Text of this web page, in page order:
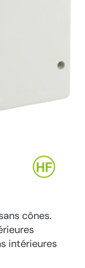
cônes.
intérieures